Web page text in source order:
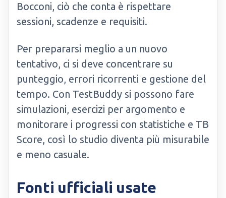
Bocconi, ciò che conta è rispettare
sessioni, scadenze e requisiti.
Per prepararsi meglio a un nuovo
tentativo, ci si deve concentrare su
punteggio, errori ricorrenti e gestione del
tempo. Con TestBuddy si possono fare
simulazioni, esercizi per argomento e
monitorare i progressi con statistiche e TB
Score, così lo studio diventa più misurabile
e meno casuale.
Fonti ufficiali usate